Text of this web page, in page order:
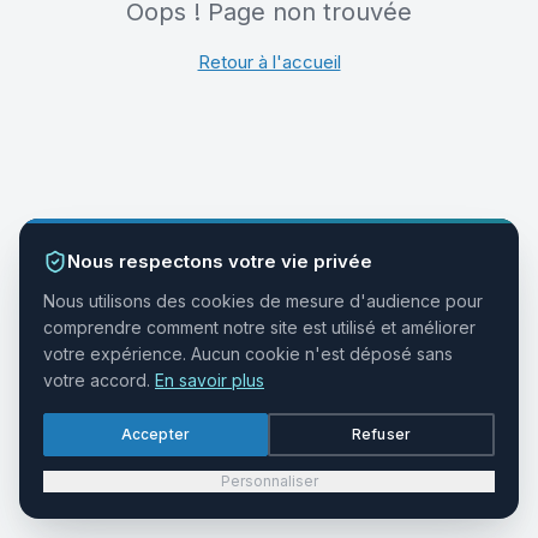
Oops ! Page non trouvée
Retour à l'accueil
Nous respectons votre vie privée
Nous utilisons des cookies de mesure d'audience pour
comprendre comment notre site est utilisé et améliorer
votre expérience. Aucun cookie n'est déposé sans
votre accord. En savoir plus
Accepter Refuser
Personnaliser